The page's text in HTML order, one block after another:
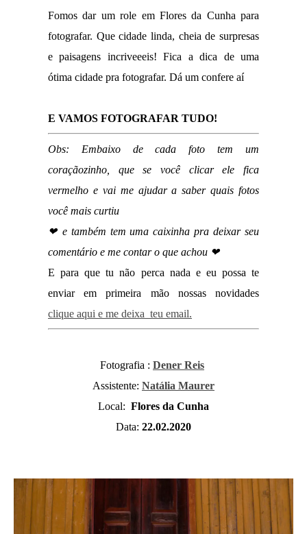
Fomos dar um role em Flores da Cunha para
fotografar. Que cidade linda, cheia de surpresas
e paisagens incriveeeis! Fica a dica de uma
ótima cidade pra fotografar. Dá um confere aí
E VAMOS FOTOGRAFAR TUDO!
Obs: Embaixo de cada foto tem um
coraçãozinho, que se você clicar ele fica
vermelho e vai me ajudar a saber quais fotos
você mais curtiu
❤ e também tem uma caixinha pra deixar seu
comentário e me contar o que achou ❤
E para que tu não perca nada e eu possa te
enviar em primeira mão nossas novidades
clique aqui e me deixa teu email.
Fotografia : Dener Reis
Assistente: Natália Maurer
Local: Flores da Cunha
Data: 22.02.2020